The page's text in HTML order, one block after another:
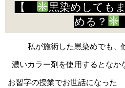
【
黒染めしても
める？
私が施術した黒染めでも、
濃いカラー剤を使用するとなか
お習字の授業でお世話になった